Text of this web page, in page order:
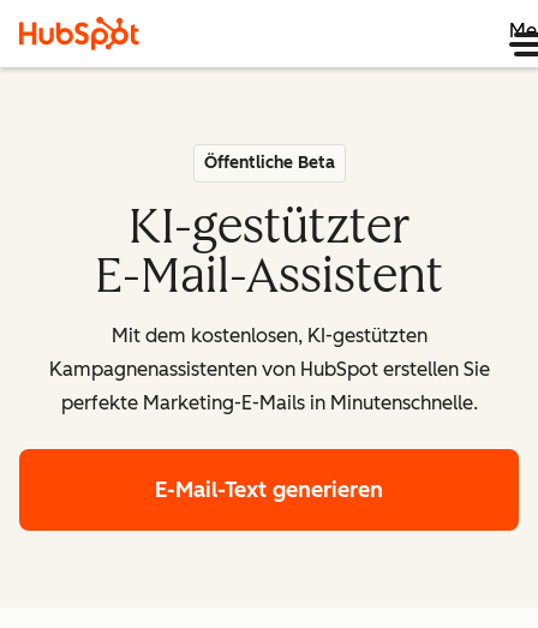
Öffentliche Beta
KI-gestützter
E-Mail-Assistent
Mit dem kostenlosen, KI-gestützten
Kampagnenassistenten von HubSpot erstellen Sie
perfekte Marketing-E-Mails in Minutenschnelle.
E-Mail-Text generieren